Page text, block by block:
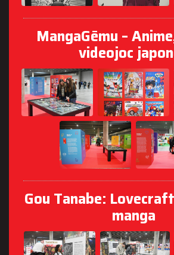
MangaGēmu –
videojoc
Gou Tanabe:
manga